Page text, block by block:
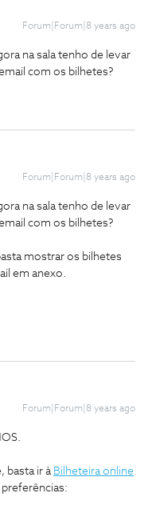
Forum|Forum|8 years ago
na sala tenho de levar
com os bilhetes?
Forum|Forum|8 years ago
na sala tenho de levar
com os bilhetes?
mostrar os bilhetes
em anexo.
Forum|Forum|8 years ago
basta ir à Bilheteira online
preferências: